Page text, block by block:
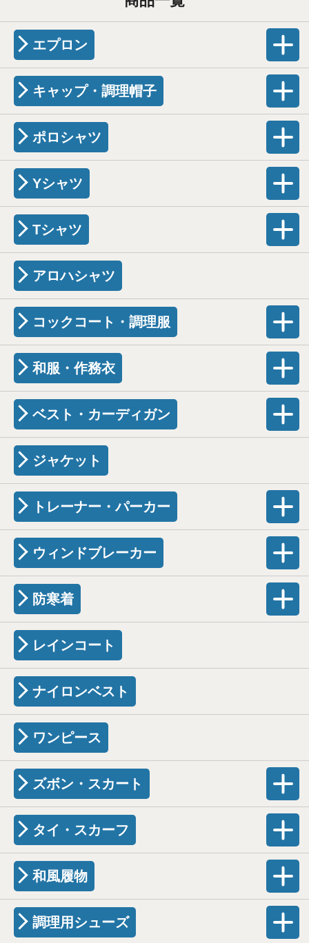
エプロン
キャップ・調理帽子
ポロシャツ
Yシャツ
Tシャツ
アロハシャツ
コックコート・調理服
和服・作務衣
ベスト・カーディガン
ジャケット
トレーナー・パーカー
ウィンドブレーカー
防寒着
レインコート
ナイロンベスト
ワンピース
ズボン・スカート
タイ・スカーフ
和風履物
調理用シューズ